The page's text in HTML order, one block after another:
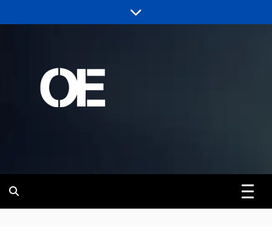
to
Revista | O
Empreiteiro